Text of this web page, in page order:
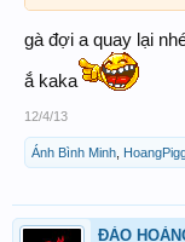
gà đợi a quay lại
ắ kaka
12/4/13
Ánh Bình Minh
ĐẢO